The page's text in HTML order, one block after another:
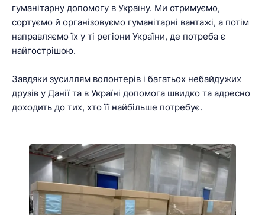
гуманітарну допомогу в Україну. Ми отримуємо,
сортуємо й організовуємо гуманітарні вантажі, а потім
направляємо їх у ті регіони України, де потреба є
найгострішою.
Завдяки зусиллям волонтерів і багатьох небайдужих
друзів у Данії та в Україні допомога швидко та адресно
доходить до тих, хто її найбільше потребує.